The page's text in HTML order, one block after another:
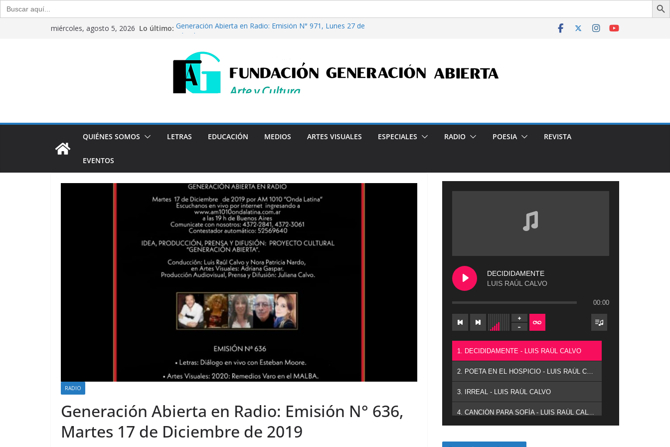
Buscar:
miércoles, agosto 5, 2026 Lo último: Generación Abierta en Radio: Emisión N° 971, Lunes 27 de
Raúl Calvo y Nora Patricia Nardo
Del debate entre filosofía y tecnología, por Gabriella Bianco
Generación Abierta en Radio: Emisión N° 972, Lunes 03 de
Agosto de 2026
QUIÉNES SOMOS LETRAS EDUCACIÓN MEDIOS ARTES VISUALES ESPECIALES RADIO POESIA REVISTA
EVENTOS
RADIO
Generación Abierta en Radio: Emisión N° 636,
Martes 17 de Diciembre de 2019
DECIDIDAMENTE
LUIS RAÚL CALVO
00:00
1. DECIDIDAMENTE - LUIS RAÚL CALVO
2. POETA EN EL HOSPICIO - LUIS RAÚL CALVO
3. IRREAL - LUIS RAÚL CALVO